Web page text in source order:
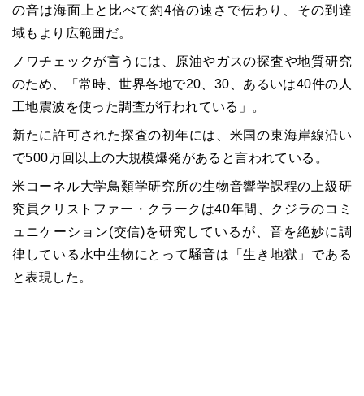
の音は海面上と比べて約4倍の速さで伝わり、その到達
域もより広範囲だ。
ノワチェックが言うには、原油やガスの探査や地質研究
のため、「常時、世界各地で20、30、あるいは40件の人
工地震波を使った調査が行われている」。
新たに許可された探査の初年には、米国の東海岸線沿い
で500万回以上の大規模爆発があると言われている。
米コーネル大学鳥類学研究所の生物音響学課程の上級研
究員クリストファー・クラークは40年間、クジラのコミ
ュニケーション(交信)を研究しているが、音を絶妙に調
律している水中生物にとって騒音は「生き地獄」である
と表現した。